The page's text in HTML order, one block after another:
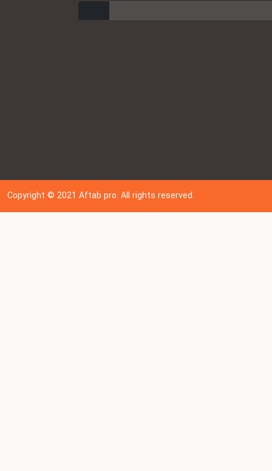
Copyright © 202 1Aftab pro. All rights reserved.